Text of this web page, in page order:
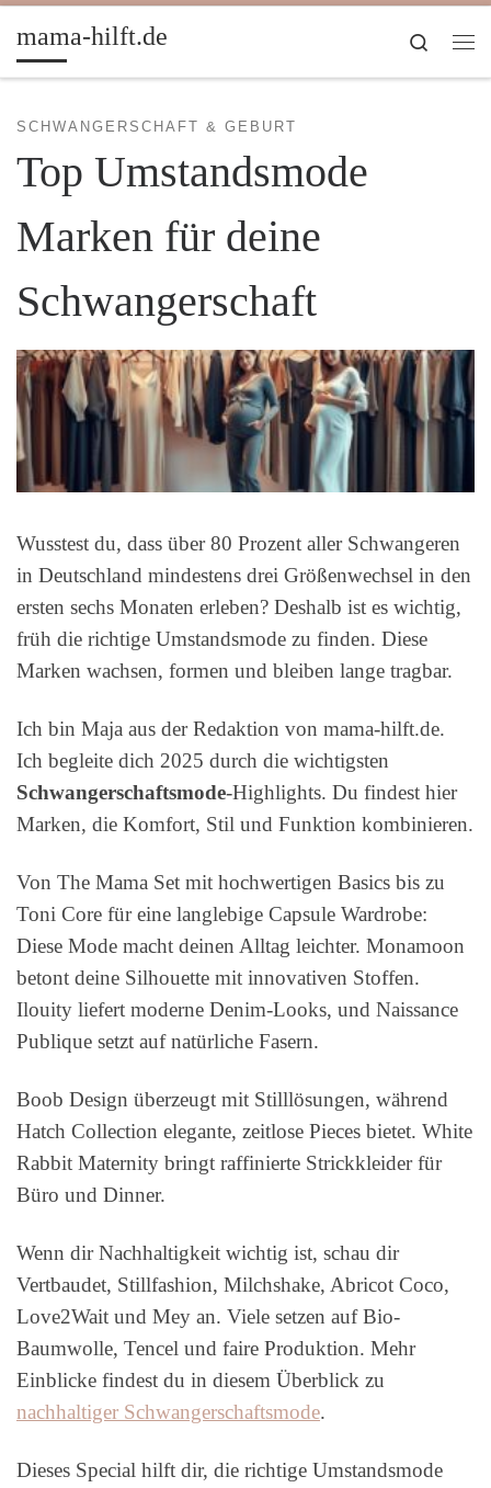
Zum Inhalt springen
mama-hilft.de
Search
SCHWANGERSCHAFT & GEBURT
Top Umstandsmode
Marken für deine
Schwangerschaft
Wusstest du, dass über 80 Prozent aller Schwangeren
in Deutschland mindestens drei Größenwechsel in den
ersten sechs Monaten erleben? Deshalb ist es wichtig,
früh die richtige Umstandsmode zu finden. Diese
Marken wachsen, formen und bleiben lange tragbar.
Ich bin Maja aus der Redaktion von mama-hilft.de.
Ich begleite dich 2025 durch die wichtigsten
Schwangerschaftsmode-Highlights. Du findest hier
Marken, die Komfort, Stil und Funktion kombinieren.
Von The Mama Set mit hochwertigen Basics bis zu
Toni Core für eine langlebige Capsule Wardrobe:
Diese Mode macht deinen Alltag leichter. Monamoon
betont deine Silhouette mit innovativen Stoffen.
Ilouity liefert moderne Denim-Looks, und Naissance
Publique setzt auf natürliche Fasern.
Boob Design überzeugt mit Stilllösungen, während
Hatch Collection elegante, zeitlose Pieces bietet. White
Rabbit Maternity bringt raffinierte Strickkleider für
Büro und Dinner.
Wenn dir Nachhaltigkeit wichtig ist, schau dir
Vertbaudet, Stillfashion, Milchshake, Abricot Coco,
Love2Wait und Mey an. Viele setzen auf Bio-
Baumwolle, Tencel und faire Produktion. Mehr
Einblicke findest du in diesem Überblick zu
nachhaltiger Schwangerschaftsmode.
Dieses Special hilft dir, die richtige Umstandsmode